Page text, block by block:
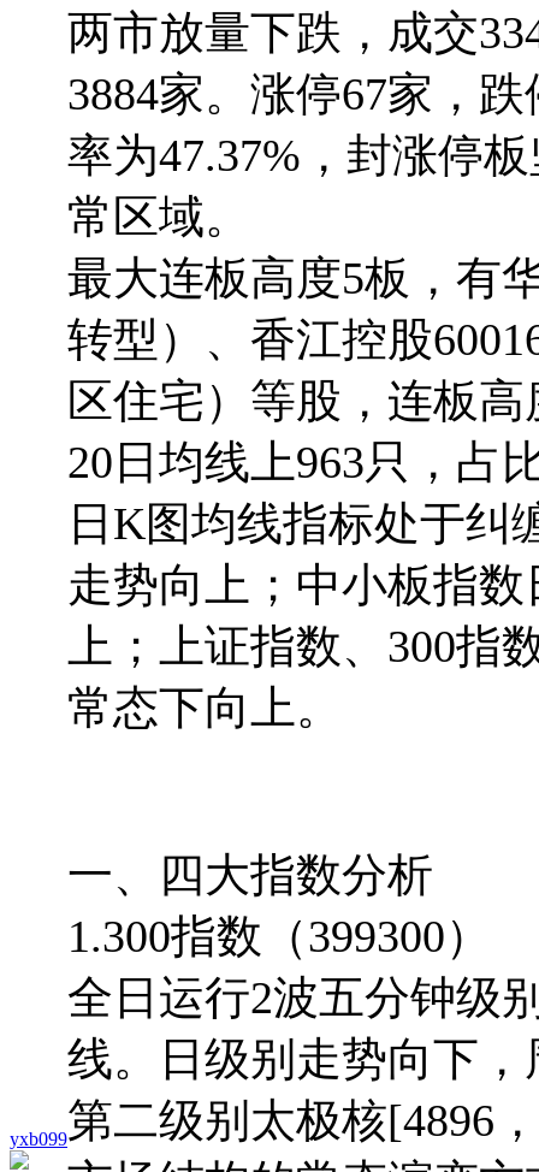
yxb099
两市放量下跌，成交
3884家。涨停67家，
率为47.37%，封涨停
常区域。
最大连板高度5板，有
转型）、香江控股
区住宅）等股，连板
20日均线上963只，占
日K图均线指标处于纠
走势向上；中小板指
上；上证指数、300
常态下向上。
一、四大指数分析
1.300指数（399300）
全日运行2波五分钟级
线。日级别走势向下
第二级别太极核[4896